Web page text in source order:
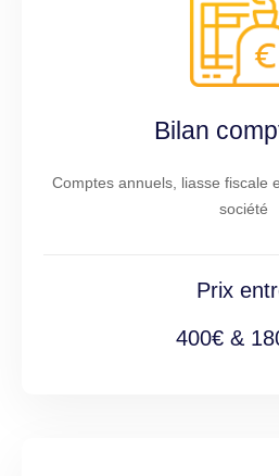
Bilan
Comptes annuels, liasse fiscale
société
Prix
400€ &